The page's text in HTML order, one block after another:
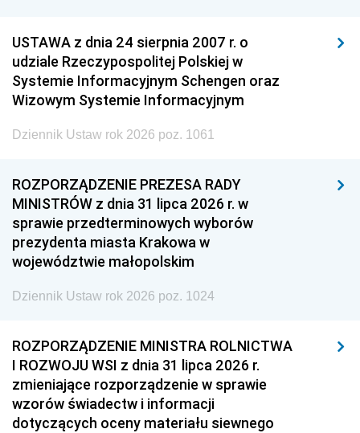
USTAWA z dnia 24 sierpnia 2007 r. o
udziale Rzeczypospolitej Polskiej w
Systemie Informacyjnym Schengen oraz
Wizowym Systemie Informacyjnym
Dziennik Ustaw rok 2026 poz. 1061
ROZPORZĄDZENIE PREZESA RADY
MINISTRÓW z dnia 31 lipca 2026 r. w
sprawie przedterminowych wyborów
prezydenta miasta Krakowa w
województwie małopolskim
Dziennik Ustaw rok 2026 poz. 1024
ROZPORZĄDZENIE MINISTRA ROLNICTWA
I ROZWOJU WSI z dnia 31 lipca 2026 r.
zmieniające rozporządzenie w sprawie
wzorów świadectw i informacji
dotyczących oceny materiału siewnego